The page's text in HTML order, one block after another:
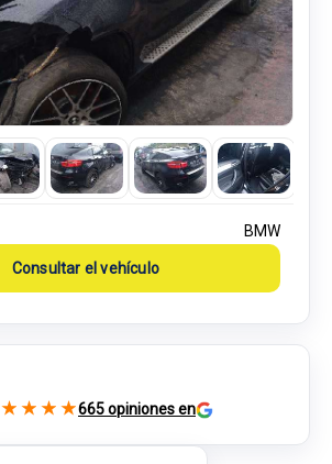
BMW
Consultar el vehículo
★ ★ ★ ★665 opiniones en